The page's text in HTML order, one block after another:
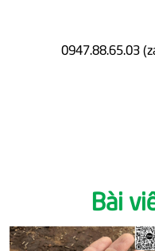
0947.88.65.03
Bài